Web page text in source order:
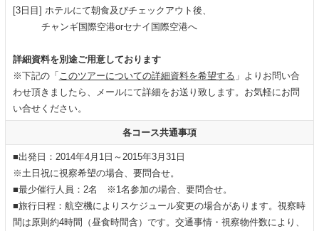
[3日目] ホテルにて朝食及びチェックアウト後、
チャンギ国際空港orセナイ国際空港へ
詳細資料を別途ご用意しております
※下記の「 このツアーについての詳細資料を希望する 」よりお問い合
わせ頂きましたら、メールにて詳細をお送り致します。お気軽にお問
い合せください。
各コース共通事項
■出発日：2014年4月1日～2015年3月31日
※土日祝に視察希望の場合、要問合せ。
■最少催行人員：2名 ※1名参加の場合、要問合せ。
■旅行日程：航空機によりスケジュール変更の場合があります。視察時
間は原則約4時間（昼食時間含）です。交通事情・視察物件数により、